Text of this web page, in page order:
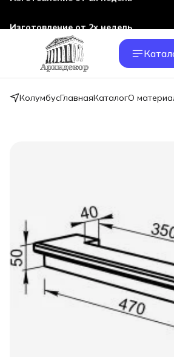
КолумбусГлавнаяКаталогО